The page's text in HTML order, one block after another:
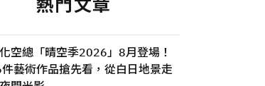
空總「晴空季2026」8月登場！
藝術作品搶先看，從白日地景走